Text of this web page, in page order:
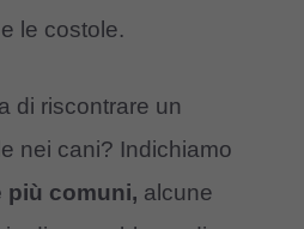
le costole.
di riscontrare un
nei cani? Indichiamo
più comuni, alcune